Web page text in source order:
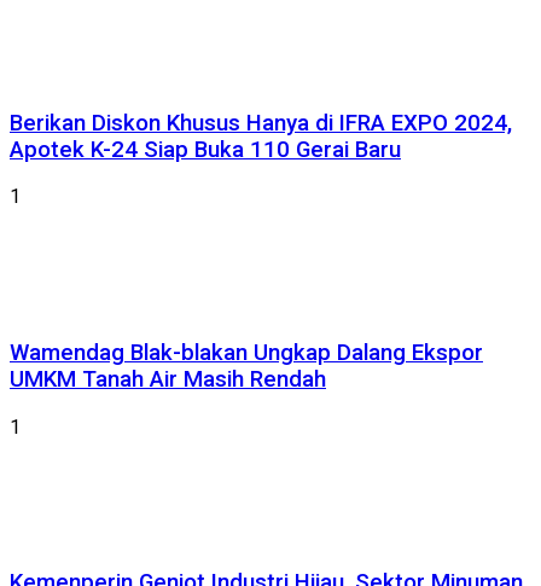
Berikan Diskon Khusus Hanya di IFRA EXPO 2024,
Apotek K-24 Siap Buka 110 Gerai Baru
1
Wamendag Blak-blakan Ungkap Dalang Ekspor
UMKM Tanah Air Masih Rendah
1